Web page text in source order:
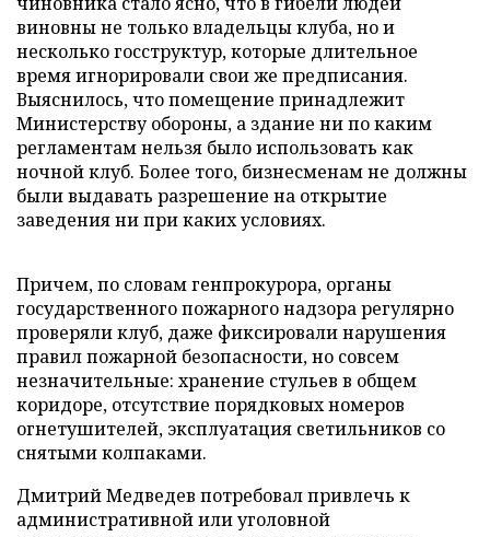
виновны не только владельцы клуба, но и
несколько госструктур, которые длительное
время игнорировали свои же предписания.
Выяснилось, что помещение принадлежит
Министерству обороны, а здание ни по каким
регламентам нельзя было использовать как
ночной клуб. Более того, бизнесменам не должны
были выдавать разрешение на открытие
заведения ни при каких условиях.
Причем, по словам генпрокурора, органы
государственного пожарного надзора регулярно
проверяли клуб, даже фиксировали нарушения
правил пожарной безопасности, но совсем
незначительные: хранение стульев в общем
коридоре, отсутствие порядковых номеров
огнетушителей, эксплуатация светильников со
снятыми колпаками.
Дмитрий Медведев потребовал привлечь к
административной или уголовной